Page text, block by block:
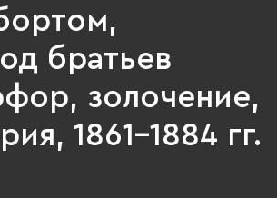
братьев
золочение,
1861-1884 гг.